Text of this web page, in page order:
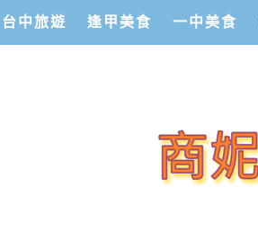
台中旅遊 逢甲美食 一中美食